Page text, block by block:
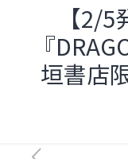
【2/
『
垣書店